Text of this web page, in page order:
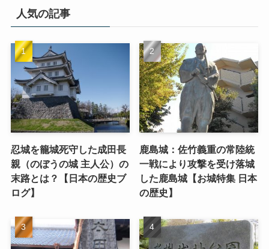
人気の記事
忍城を籠城死守した成田長
親（のぼうの城 主人公）の
末路とは？【日本の歴史ブ
ログ】
鹿島城：佐竹義重の常陸統
一戦により攻撃を受け落城
した鹿島城【お城特集 日本
の歴史】